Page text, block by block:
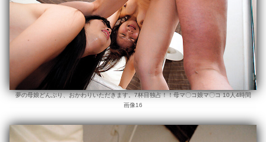
夢の母娘どんぶり、おかわりいただきます。7杯目独占！！母マ〇コ娘マ〇コ 10人4時間
画像16